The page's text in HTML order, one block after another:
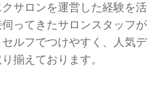
サロンを運営した経験を活
ってきたサロンスタッフが
ルフでつけやすく、人気デ
揃えております。